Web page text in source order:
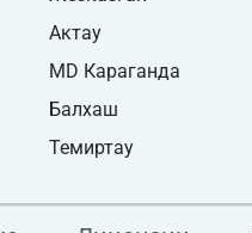
Актау
MD Караганда
Балхаш
Темиртау